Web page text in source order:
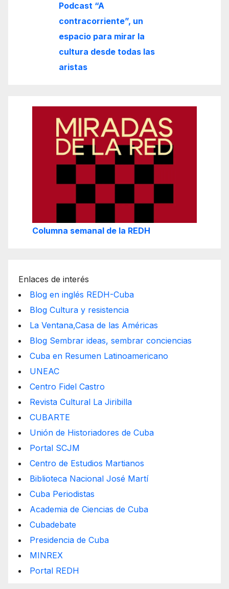
Podcast “A
contracorriente”, un
espacio para mirar la
cultura desde todas las
aristas
Columna semanal de la REDH
Enlaces de interés
Blog en inglés REDH-Cuba
Blog Cultura y resistencia
La Ventana,Casa de las Américas
Blog Sembrar ideas, sembrar conciencias
Cuba en Resumen Latinoamericano
UNEAC
Centro Fidel Castro
Revista Cultural La Jiribilla
CUBARTE
Unión de Historiadores de Cuba
Portal SCJM
Centro de Estudios Martianos
Biblioteca Nacional José Martí
Cuba Periodistas
Academia de Ciencias de Cuba
Cubadebate
Presidencia de Cuba
MINREX
Portal REDH